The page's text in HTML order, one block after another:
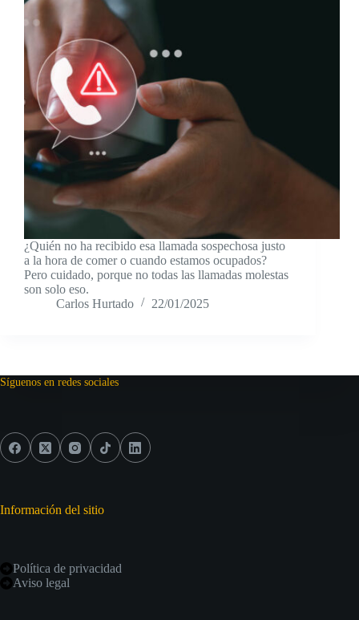
¿Quién no ha recibido esa llamada sospechosa justo
a la hora de comer o cuando estamos ocupados?
Pero cuidado, porque no todas las llamadas molestas
son solo eso.
Carlos Hurtado
22/01/2025
Síguenos en redes sociales
Información del sitio
Política de privacidad
Aviso legal